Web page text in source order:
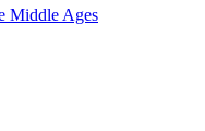
Middle Ages